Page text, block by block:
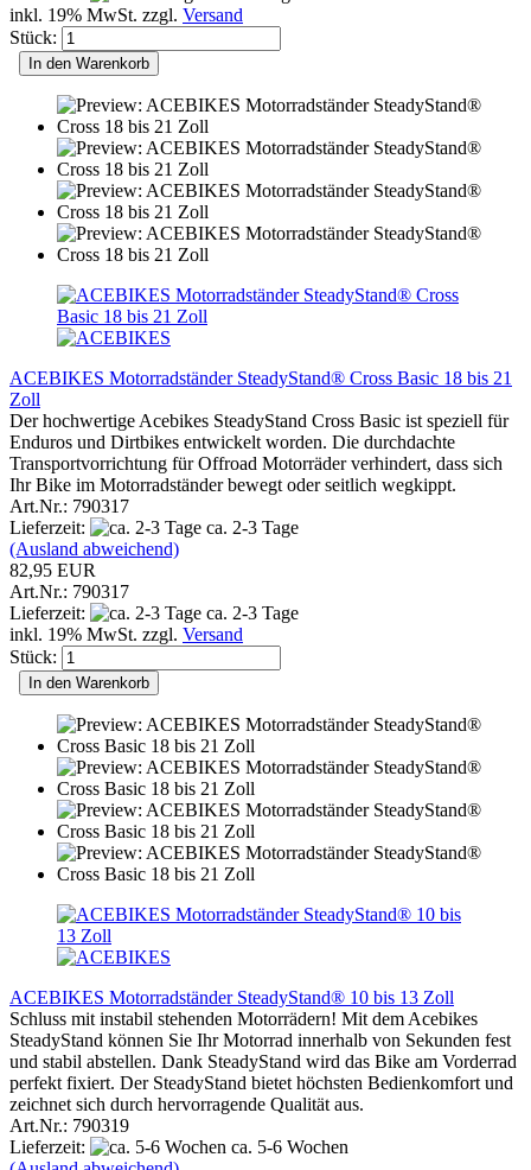
inkl. 19% MwSt. zzgl. Versand
Stück:
In den Warenkorb
ACEBIKES Motorradständer SteadyStand® Cross Basic 18 bis 21
Zoll
Der hochwertige Acebikes SteadyStand Cross Basic ist speziell für
Enduros und Dirtbikes entwickelt worden. Die durchdachte
Transportvorrichtung für Offroad Motorräder verhindert, dass sich
Ihr Bike im Motorradständer bewegt oder seitlich wegkippt.
Art.Nr.: 790317
Lieferzeit:
ca. 2-3 Tage
(Ausland abweichend)
82,95 EUR
Art.Nr.: 790317
Lieferzeit:
ca. 2-3 Tage
inkl. 19% MwSt. zzgl. Versand
Stück:
In den Warenkorb
ACEBIKES Motorradständer SteadyStand® 10 bis 13 Zoll
Schluss mit instabil stehenden Motorrädern! Mit dem Acebikes
SteadyStand können Sie Ihr Motorrad innerhalb von Sekunden fest
und stabil abstellen. Dank SteadyStand wird das Bike am Vorderrad
perfekt fixiert. Der SteadyStand bietet höchsten Bedienkomfort und
zeichnet sich durch hervorragende Qualität aus.
Art.Nr.: 790319
Lieferzeit:
ca. 5-6 Wochen